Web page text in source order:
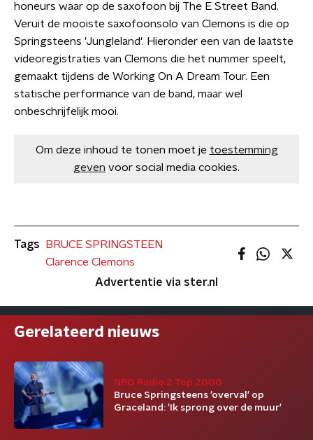
honeurs waar op de saxofoon bij The E Street Band.
Veruit de mooiste saxofoonsolo van Clemons is die op
Springsteens 'Jungleland'. Hieronder een van de laatste
videoregistraties van Clemons die het nummer speelt,
gemaakt tijdens de Working On A Dream Tour. Een
statische performance van de band, maar wel
onbeschrijfelijk mooi.
Om deze inhoud te tonen moet je toestemming
geven voor social media cookies.
Tags
BRUCE SPRINGSTEEN
Clarence Clemons
Advertentie via ster.nl
Gerelateerd nieuws
NPO Radio 2 Top 2000
Bruce Springsteens 'overval' op
Graceland: 'Ik sprong over de muur'